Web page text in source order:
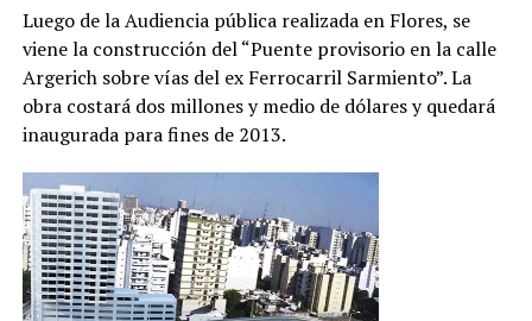
Luego de la Audiencia pública realizada en Flores, se
viene la construcción del “Puente provisorio en la calle
Argerich sobre vías del ex Ferrocarril Sarmiento”. La
obra costará dos millones y medio de dólares y quedará
inaugurada para fines de 2013.